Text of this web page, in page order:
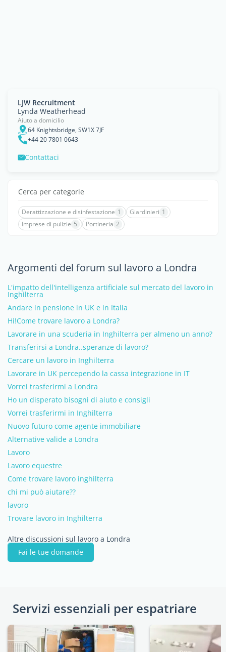
LJW Recruitment
Lynda Weatherhead
Aiuto a domicilio
64 Knightsbridge, SW1X 7JF
+44 20 7801 0643
Contattaci
Cerca per categorie
Derattizzazione e disinfestazione 1 Giardinieri 1
Imprese di pulizie 5 Portineria 2
Argomenti del forum sul lavoro a Londra
L'impatto dell'intelligenza artificiale sul mercato del lavoro in
Inghilterra
Andare in pensione in UK e in Italia
Hi!Come trovare lavoro a Londra?
Lavorare in una scuderia in Inghilterra per almeno un anno?
Transferirsi a Londra..speranze di lavoro?
Cercare un lavoro in Inghilterra
Lavorare in UK percependo la cassa integrazione in IT
Vorrei trasferirmi a Londra
Ho un disperato bisogni di aiuto e consigli
Vorrei trasferirmi in Inghilterra
Nuovo futuro come agente immobiliare
Alternative valide a Londra
Lavoro
Lavoro equestre
Come trovare lavoro inghilterra
chi mi può aiutare??
lavoro
Trovare lavoro in Inghilterra
Altre discussioni sul lavoro a Londra
Fai le tue domande
Servizi essenziali per espatriare